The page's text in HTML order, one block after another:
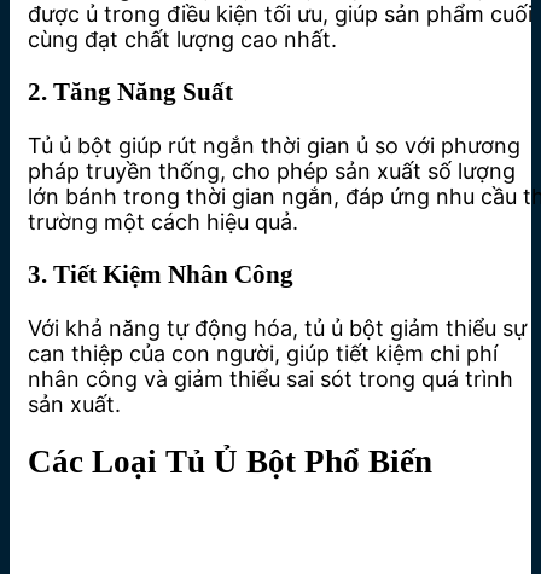
được ủ trong điều kiện tối ưu, giúp sản phẩm cuối
cùng đạt chất lượng cao nhất.
2. Tăng Năng Suất
Tủ ủ bột giúp rút ngắn thời gian ủ so với phương
pháp truyền thống, cho phép sản xuất số lượng
lớn bánh trong thời gian ngắn, đáp ứng nhu cầu
trường một cách hiệu quả.
3. Tiết Kiệm Nhân Công
Với khả năng tự động hóa, tủ ủ bột giảm thiểu sự
can thiệp của con người, giúp tiết kiệm chi phí
nhân công và giảm thiểu sai sót trong quá trình
sản xuất.
Các Loại Tủ Ủ Bột Phổ Biến